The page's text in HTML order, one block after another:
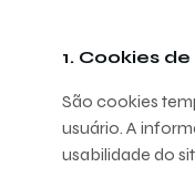
1. Cookies
São cookies
usuário. A
usabilidade do